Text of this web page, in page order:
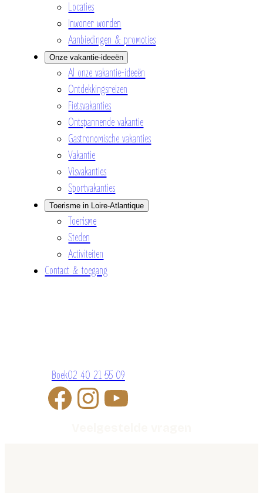
Locaties
Inwoner worden
Aanbiedingen & promoties
Onze vakantie-ideeën
Al onze vakantie-ideeën
Ontdekkingsreizen
Fietsvakanties
Ontspannende vakantie
Gastronomische vakanties
Vakantie
Visvakanties
Sportvakanties
Toerisme in Loire-Atlantique
Toerisme
Steden
Activiteiten
Contact & toegang
Boek02 40 21 55 09